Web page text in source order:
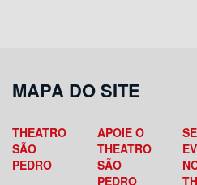
MAPA DO SITE
THEATRO
SÃO
PEDRO
APOIE O
THEATRO
SÃO
PEDRO